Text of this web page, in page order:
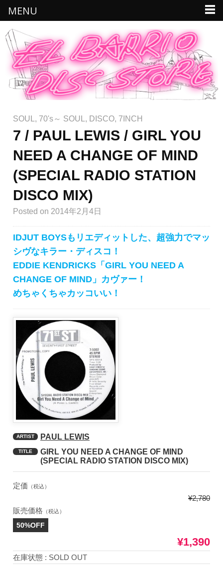
SOUL , 70's～ SOUL , DISCO, 7INCH
7 / PAUL LEWIS / GIRL YOU
NEED A CHANGE OF MIND
(SPECIAL RADIO STATION
DISCO MIX)
Posted on 2014年2月4日
IDJUT BOYSもリエディットした、超強力でマッ
シヴなキラー・ディスコ！
EDDIE KENDRICKS「GIRL YOU NEED A
CHANGE OF MIND」カヴァー！
めちゃくちゃカッコいい！
ARTIST PAUL LEWIS
TITLE
GIRL YOU NEED A CHANGE OF MIND
(SPECIAL RADIO STATION DISCO MIX)
定価 （税込）
¥2,780
販売価格 （税込）
50%OFF
¥1,390
在庫状態 : SOLD OUT
MENU